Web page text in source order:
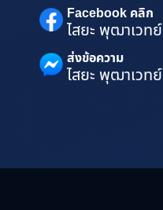
Facebook คลิก
ไสยะ พุฒาเวทย์
ส่งข้อความ
ไสยะ พุฒาเวทย์